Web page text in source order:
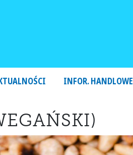
INFOR. HANDLOWE